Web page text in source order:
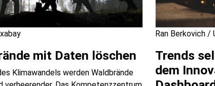
mit Daten löschen
Klimawandels werden Waldbrände
Ran Berkovich /
Trends
dem